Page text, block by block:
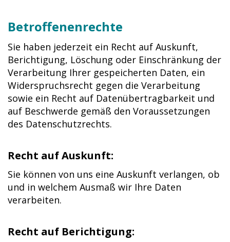
Betroffenenrechte
Sie haben jederzeit ein Recht auf Auskunft,
Berichtigung, Löschung oder Einschränkung der
Verarbeitung Ihrer gespeicherten Daten, ein
Widerspruchsrecht gegen die Verarbeitung
sowie ein Recht auf Datenübertragbarkeit und
auf Beschwerde gemäß den Voraussetzungen
des Datenschutzrechts.
Recht auf Auskunft:
Sie können von uns eine Auskunft verlangen, ob
und in welchem Ausmaß wir Ihre Daten
verarbeiten.
Recht auf Berichtigung: